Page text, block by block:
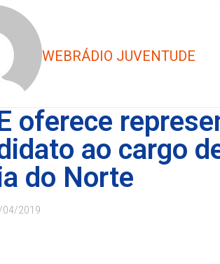
WEBRÁDIO JUVENTUDE
oferece
ao cargo
do Norte
04/2019